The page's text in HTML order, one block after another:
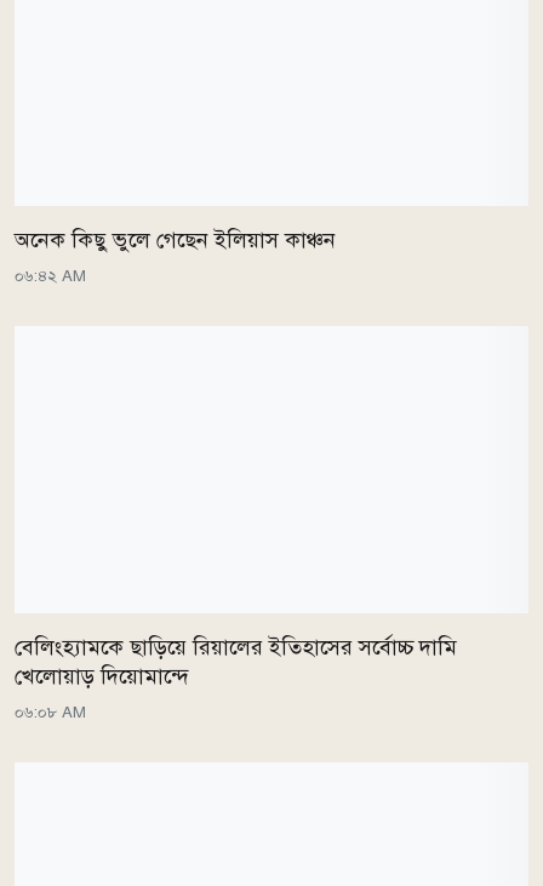
অনেক কিছু ভুলে গেছেন ইলিয়াস কাঞ্চন
০৬:৪২ AM
বেলিংহ্যামকে ছাড়িয়ে রিয়ালের ইতিহাসের সর্বোচ্চ দামি
খেলোয়াড় দিয়োমান্দে
০৬:০৮ AM